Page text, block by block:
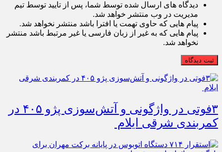
دیدگاه های ارسال شده توسط شما، پس از تایید توسط تیم
مدیریت در وب منتشر خواهد شد.
پیام هایی که حاوی تهمت یا افترا باشد منتشر نخواهد شد.
پیام هایی که به غیر از زبان فارسی یا غیر مرتبط باشد منتشر
نخواهد شد.
ثبت دیدگاه
۳فوتی در واژگونی و آتش‌سوزی پژو ۴۰۵ در
کمربندی شرقی ایلام